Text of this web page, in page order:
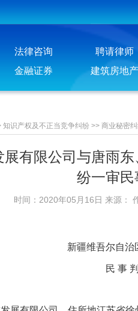
法律咨询 聘请律师
金融证券 建筑房地产
知识产权及不正当竞争纠纷 >> 商业秘密纠
有限公司与唐雨
纷一审
时间：2020年05月16日 来源：
新疆维吾尔自治
民 事